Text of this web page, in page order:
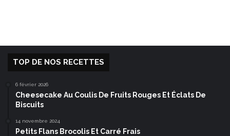
TOP DE NOS RECETTES
6 février 2026
Cheesecake Au Coulis De Fruits Rouges Et Éclats De
Biscuits
14 novembre 2024
Petits Flans Brocolis Et Carré Frais